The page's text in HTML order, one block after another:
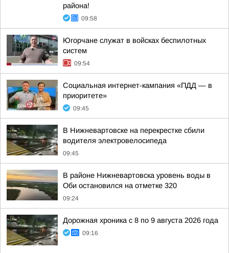
района!
09:58
Югорчане служат в войсках беспилотных
систем
09:54
Социальная интернет-кампания «ПДД — в
приоритете»
09:45
В Нижневартовске на перекрестке сбили
водителя электровелосипеда
09:45
В районе Нижневартовска уровень воды в
Оби остановился на отметке 320
09:24
Дорожная хроника с 8 по 9 августа 2026 года
09:16